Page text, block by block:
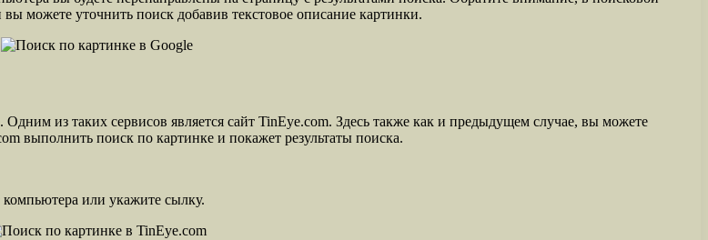
можете уточнить поиск добавив текстовое описание картинки.
из таких сервисов является сайт TinEye.com. Здесь также как и предыдущем случае, вы можете
выполнить поиск по картинке и покажет результаты поиска.
или укажите сылку.